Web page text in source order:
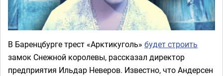
В Баренцбурге трест «Арктикуголь» будет строить
замок Снежной королевы, рассказал директор
предприятия Ильдар Неверов. Известно, что Андерсен